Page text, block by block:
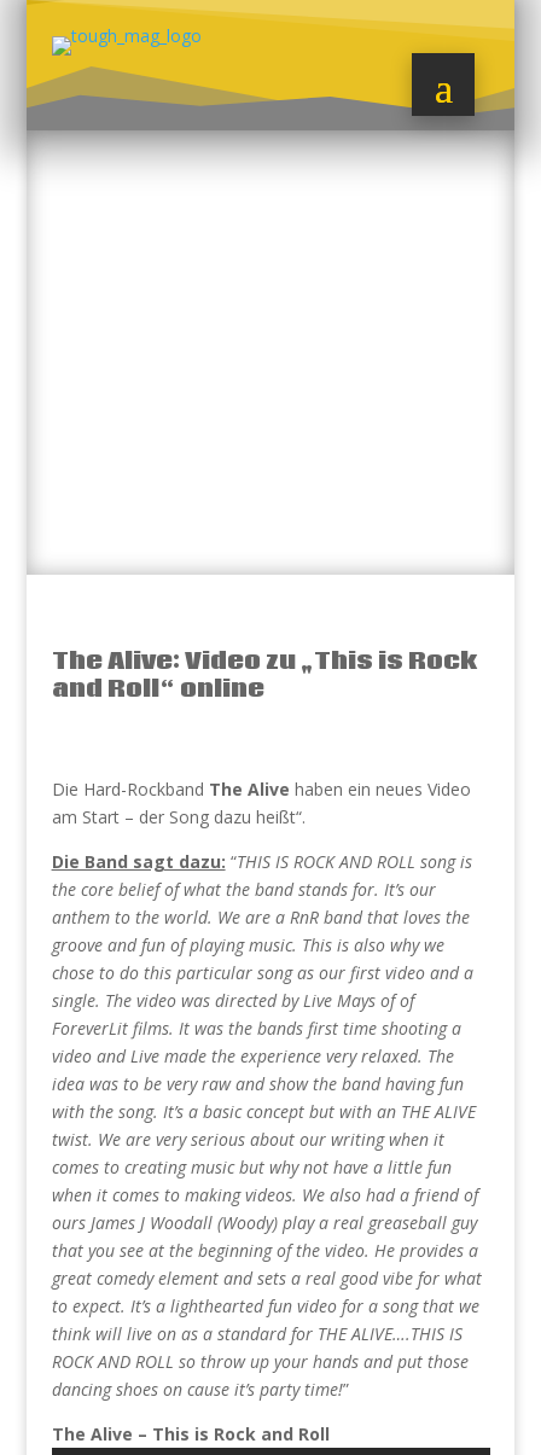
The Alive: Video zu „This is Rock
and Roll“ online
Die Hard-Rockband The Alive haben ein neues Video
am Start – der Song dazu heißt“.
Die Band sagt dazu: “THIS IS ROCK AND ROLL song is
the core belief of what the band stands for. It’s our
anthem to the world. We are a RnR band that loves the
groove and fun of playing music. This is also why we
chose to do this particular song as our first video and a
single. The video was directed by Live Mays of of
ForeverLit films. It was the bands first time shooting a
video and Live made the experience very relaxed. The
idea was to be very raw and show the band having fun
with the song. It’s a basic concept but with an THE ALIVE
twist. We are very serious about our writing when it
comes to creating music but why not have a little fun
when it comes to making videos. We also had a friend of
ours James J Woodall (Woody) play a real greaseball guy
that you see at the beginning of the video. He provides a
great comedy element and sets a real good vibe for what
to expect. It’s a lighthearted fun video for a song that we
think will live on as a standard for THE ALIVE….THIS IS
ROCK AND ROLL so throw up your hands and put those
dancing shoes on cause it’s party time!”
The Alive – This is Rock and Roll